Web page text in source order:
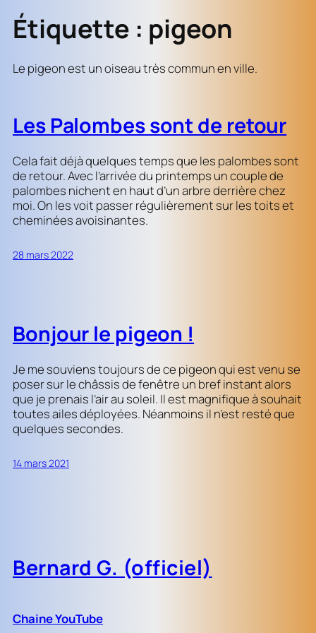
Étiquette : pigeon
Le pigeon est un oiseau très commun en ville.
Les Palombes sont de retour
Cela fait déjà quelques temps que les palombes sont
de retour. Avec l’arrivée du printemps un couple de
palombes nichent en haut d’un arbre derrière chez
moi. On les voit passer régulièrement sur les toits et
cheminées avoisinantes.
28 mars 2022
Bonjour le pigeon !
Je me souviens toujours de ce pigeon qui est venu se
poser sur le châssis de fenêtre un bref instant alors
que je prenais l’air au soleil. Il est magnifique à souhait
toutes ailes déployées. Néanmoins il n’est resté que
quelques secondes.
14 mars 2021
Bernard G. (officiel)
Chaine YouTube